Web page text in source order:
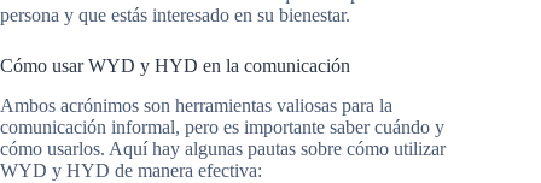
persona y que estás interesado en su bienestar.
Cómo usar WYD y HYD en la comunicación
Ambos acrónimos son herramientas valiosas para la
comunicación informal, pero es importante saber cuándo y
cómo usarlos. Aquí hay algunas pautas sobre cómo utilizar
WYD y HYD de manera efectiva: